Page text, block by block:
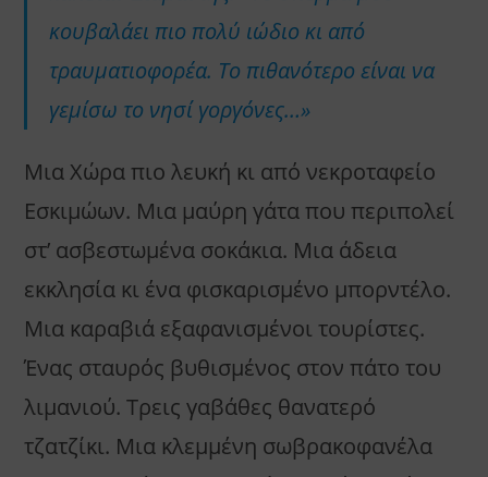
κουβαλάει πιο πολύ ιώδιο κι από
τραυματιοφορέα. Το πιθανότερο είναι να
γεμίσω το νησί γοργόνες…»
Μια Χώρα πιο λευκή κι από νεκροταφείο
Εσκιμώων. Μια μαύρη γάτα που περιπολεί
στ’ ασβεστωμένα σοκάκια. Μια άδεια
εκκλησία κι ένα φισκαρισμένο μπορντέλο.
Μια καραβιά εξαφανισμένοι τουρίστες.
Ένας σταυρός βυθισμένος στον πάτο του
λιμανιού. Τρεις γαβάθες θανατερό
τζατζίκι. Μια κλεμμένη σωβρακοφανέλα